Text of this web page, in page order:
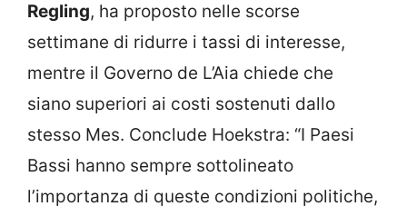
Regling, ha proposto nelle scorse
settimane di ridurre i tassi di interesse,
mentre il Governo de L’Aia chiede che
siano superiori ai costi sostenuti dallo
stesso Mes. Conclude Hoekstra: “I Paesi
Bassi hanno sempre sottolineato
l’importanza di queste condizioni politiche,